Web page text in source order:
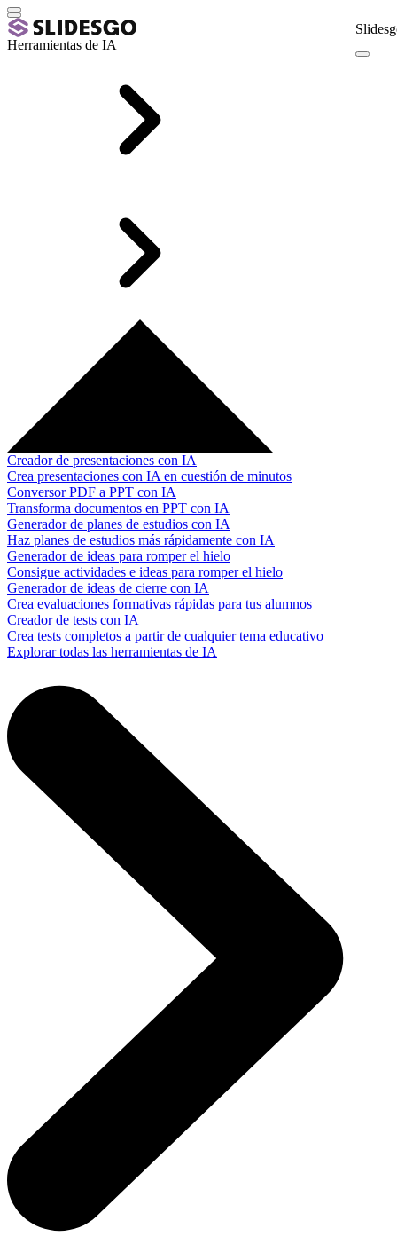
Herramientas de IA
Creador de presentaciones con IA
Crea presentaciones con IA en cuestión de minutos
Conversor PDF a PPT con IA
Transforma documentos en PPT con IA
Generador de planes de estudios con IA
Haz planes de estudios más rápidamente con IA
Generador de ideas para romper el hielo
Consigue actividades e ideas para romper el hielo
Generador de ideas de cierre con IA
Crea evaluaciones formativas rápidas para tus alumnos
Creador de tests con IA
Crea tests completos a partir de cualquier tema educativo
Explorar todas las herramientas de IA